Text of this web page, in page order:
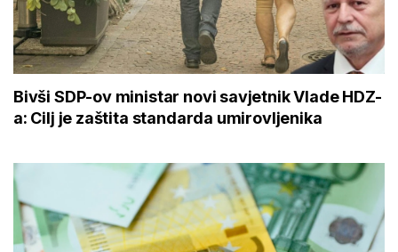
Bivši SDP-ov ministar novi savjetnik Vlade HDZ-
a: Cilj je zaštita standarda umirovljenika